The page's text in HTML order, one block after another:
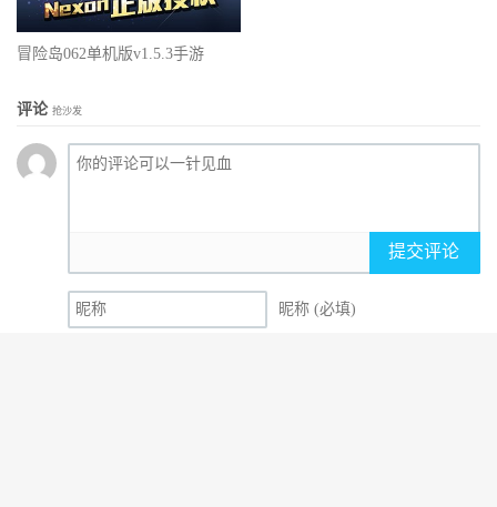
冒险岛062单机版v1.5.3手游
评论 抢沙发
提交评论
昵称 (必填)